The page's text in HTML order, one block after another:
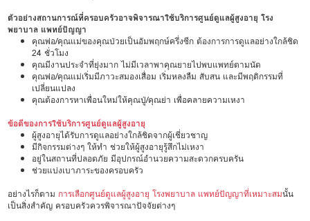
ตัวอย่างสถานการณ์ที่ครอบครัวอาจพิจารณาใช้บริการศูนย์ดูแลผู้สูงอายุ โรง
พยาบาล แพทย์ปัญญา
คุณพ่อ/คุณแม่ของคุณป่วยเป็นอัมพฤกษ์ครึ่งซีก ต้องการการดูแลอย่างใกล้ชิด
24 ชั่วโมง
คุณมีงานประจำที่ยุ่งมาก ไม่มีเวลาพาคุณยายไปพบแพทย์ตามนัด
คุณพ่อ/คุณแม่เริ่มมีภาวะสมองเสื่อม เริ่มหลงลืม สับสน และมีพฤติกรรมที่
เปลี่ยนแปลง
คุณต้องการหาเพื่อนใหม่ให้คุณปู่/คุณย่า เพื่อคลายความเหงา
ข้อดีของการใช้บริการศูนย์ดูแลผู้สูงอายุ
ผู้สูงอายุได้รับการดูแลอย่างใกล้ชิดจากผู้เชี่ยวชาญ
มีกิจกรรมต่างๆ ให้ทำ ช่วยให้ผู้สูงอายุรู้สึกไม่เหงา
อยู่ในสถานที่ปลอดภัย มีอุปกรณ์อำนวยความสะดวกครบครัน
ช่วยแบ่งเบาภาระของครอบครัว
อย่างไรก็ตาม การเลือกศูนย์ดูแลผู้สูงอายุ โรงพยาบาล แพทย์ปัญญาที่เหมาะสมนั้น
เป็นสิ่งสำคัญ ครอบครัวควรพิจารณาปัจจัยต่างๆ